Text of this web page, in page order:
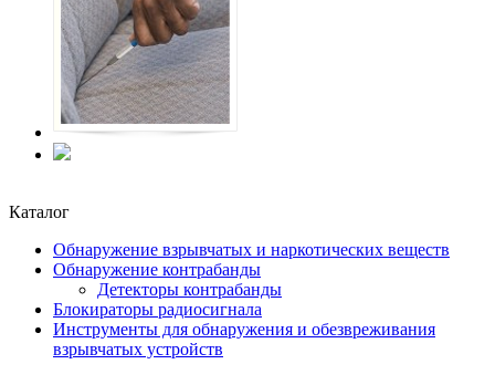
Каталог
Обнаружение взрывчатых и наркотических веществ
Обнаружение контрабанды
Детекторы контрабанды
Блокираторы радиосигнала
Инструменты для обнаружения и обезвреживания
взрывчатых устройств